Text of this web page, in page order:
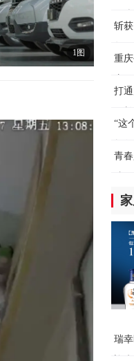
1图
入
6小
日
拒
斩
重
打
“这
青
瑞